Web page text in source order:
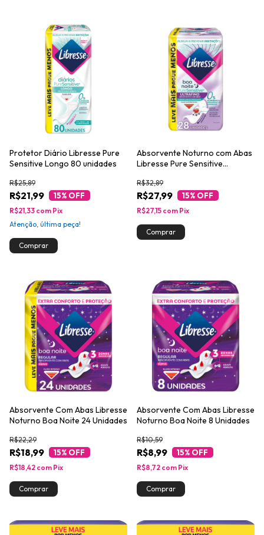
Protetor Diário Libresse Pure
Sensitive Longo 80 unidades
R$21,99
R$25,89
15% OFF
R$21,33 com Pix
Atenção, última peça!
Absorvente Noturno com Abas
Libresse Pure Sensitive
R$27,99
R$32,89
15% OFF
R$27,15 com Pix
Absorvente Com Abas Libresse
Noturno Boa Noite 24 Unidades
R$18,99
R$22,29
15% OFF
R$18,42 com Pix
Absorvente Com Abas Libresse
Noturno Boa Noite 8 Unidades
R$8,99
R$10,59
15% OFF
R$8,72 com Pix